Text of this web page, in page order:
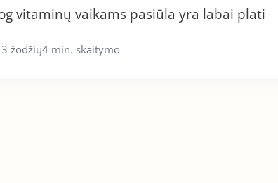
vitaminų vaikams pasiūla yra labai plati
žodžių4 min. skaitymo